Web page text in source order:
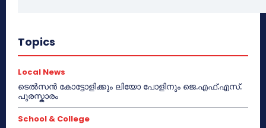
Topics
Local News
ടെൽസൻ കോട്ടോളിക്കും ലിയോ പോളിനും ജെ.എഫ്.എസ്.
പുരസ്കാരം
School & College